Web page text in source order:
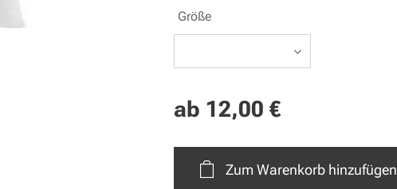
Größe
ab 12,00 €
Zum Warenkorb hinzufügen